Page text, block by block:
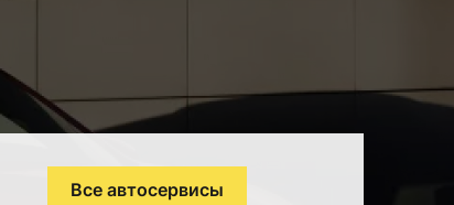
Все автосервисы